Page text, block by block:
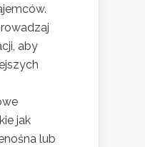
aby
jak
lub